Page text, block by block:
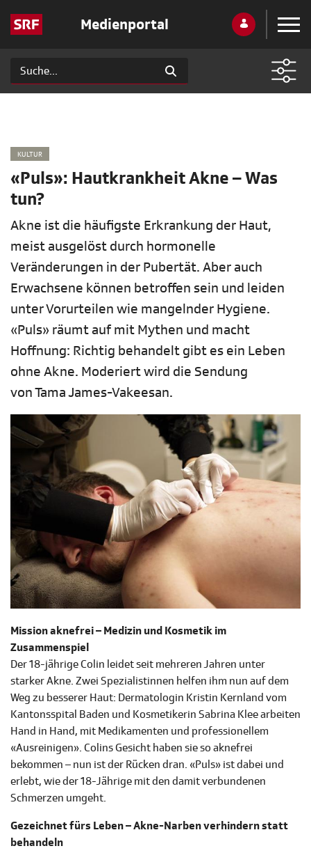
Medienportal
KULTUR
«Puls»: Hautkrankheit Akne – Was
tun?
Akne ist die häufigste Erkrankung der Haut,
meist ausgelöst durch hormonelle
Veränderungen in der Pubertät. Aber auch
Erwachsene können betroffen sein und leiden
unter Vorurteilen wie mangelnder Hygiene.
«Puls» räumt auf mit Mythen und macht
Hoffnung: Richtig behandelt gibt es ein Leben
ohne Akne. Moderiert wird die Sendung
von Tama James-Vakeesan.
Mission aknefrei – Medizin und Kosmetik im
Zusammenspiel
Der 18-jährige Colin leidet seit mehreren Jahren unter
starker Akne. Zwei Spezialistinnen helfen ihm nun auf dem
Weg zu besserer Haut: Dermatologin Kristin Kernland vom
Kantonsspital Baden und Kosmetikerin Sabrina Klee arbeiten
Hand in Hand, mit Medikamenten und professionellem
«Ausreinigen». Colins Gesicht haben sie so aknefrei
bekommen – nun ist der Rücken dran. «Puls» ist dabei und
erlebt, wie der 18-Jährige mit den damit verbundenen
Schmerzen umgeht.
Gezeichnet fürs Leben – Akne-Narben verhindern statt
behandeln